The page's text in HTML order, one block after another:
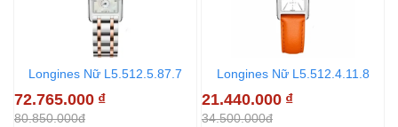
Longines Nữ L5.512.5.87.7
72.765.000 ₫
80.850.000đ
Longines Nữ L5.512.4.11.8
21.440.000 ₫
34.500.000đ